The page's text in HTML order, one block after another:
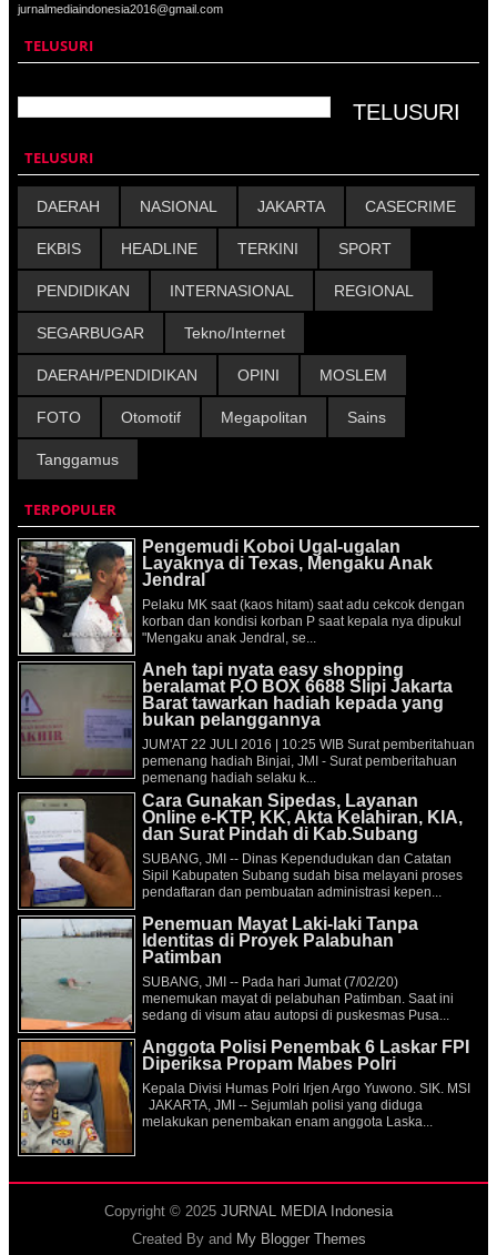
jurnalmediaindonesia2016@gmail.com
TELUSURI
TELUSURI
DAERAH NASIONAL JAKARTA CASECRIME
EKBIS HEADLINE TERKINI SPORT
PENDIDIKAN INTERNASIONAL REGIONAL
SEGARBUGAR Tekno/Internet
DAERAH/PENDIDIKAN OPINI MOSLEM
FOTO Otomotif Megapolitan Sains
Tanggamus
TERPOPULER
Pengemudi Koboi Ugal-ugalan
Layaknya di Texas, Mengaku Anak
Jendral
Pelaku MK saat (kaos hitam) saat adu cekcok dengan
korban dan kondisi korban P saat kepala nya dipukul
"Mengaku anak Jendral, se...
Aneh tapi nyata easy shopping
beralamat P.O BOX 6688 Slipi Jakarta
Barat tawarkan hadiah kepada yang
bukan pelanggannya
JUM'AT 22 JULI 2016 | 10:25 WIB Surat pemberitahuan
pemenang hadiah Binjai, JMI - Surat pemberitahuan
pemenang hadiah selaku k...
Cara Gunakan Sipedas, Layanan
Online e-KTP, KK, Akta Kelahiran, KIA,
dan Surat Pindah di Kab.Subang
SUBANG, JMI -- Dinas Kependudukan dan Catatan
Sipil Kabupaten Subang sudah bisa melayani proses
pendaftaran dan pembuatan administrasi kepen...
Penemuan Mayat Laki-laki Tanpa
Identitas di Proyek Palabuhan
Patimban
SUBANG, JMI -- Pada hari Jumat (7/02/20)
menemukan mayat di pelabuhan Patimban. Saat ini
sedang di visum atau autopsi di puskesmas Pusa...
Anggota Polisi Penembak 6 Laskar FPI
Diperiksa Propam Mabes Polri
Kepala Divisi Humas Polri Irjen Argo Yuwono. SIK. MSI
JAKARTA, JMI -- Sejumlah polisi yang diduga
melakukan penembakan enam anggota Laska...
Copyright © 2025 JURNAL MEDIA Indonesia
Created By and My Blogger Themes